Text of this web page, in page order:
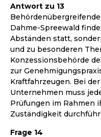
Antwort zu 13
Dahme-Spreewald
Abständen statt,
und zu besonderen
Konzessionsbehörde
zur
Kraftfahrzeugen. Bei
Unternehmen muss
Prüfungen im Rahmen
Zuständigkeit
Frage 14